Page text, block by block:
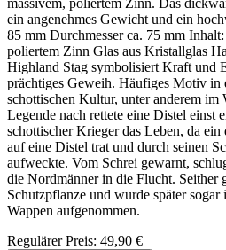
massivem, poliertem Zinn. Das
ein angenehmes Gewicht und ein
85 mm Durchmesser ca. 75 mm
poliertem Zinn Glas aus Kristallglas
Highland Stag symbolisiert Kraft und
prächtiges Geweih. Häufiges Motiv in
schottischen Kultur, unter anderem im
Legende nach rettete eine Distel einst
schottischer Krieger das Leben, da
auf eine Distel trat und durch seinen
aufweckte. Vom Schrei gewarnt,
die Nordmänner in die Flucht. Seither
Schutzpflanze und wurde später
Wappen aufgenommen.
Regulärer Preis: 49,90 €